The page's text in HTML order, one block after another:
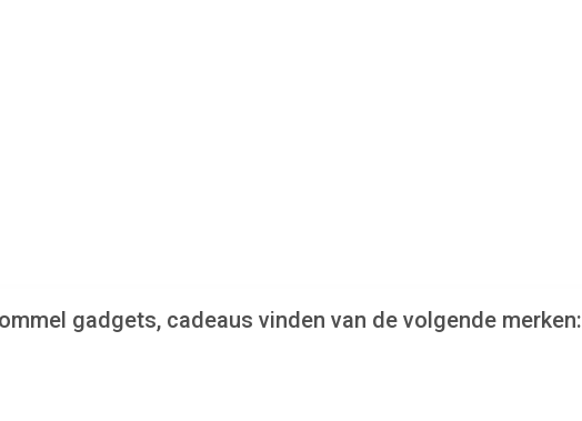
gadgets, cadeaus vinden van de volgende merken: